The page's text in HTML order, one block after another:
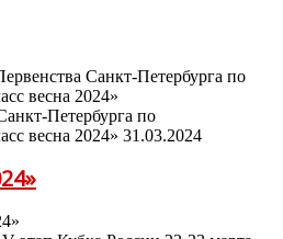
Петербурга по
весна 2024» 31.03.2024